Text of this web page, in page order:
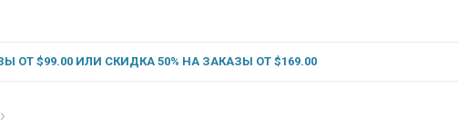
$99.00 ИЛИ СКИДКА 50% НА ЗАКАЗЫ ОТ $169.00